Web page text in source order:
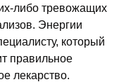
либо тревожащих
Энергии
который
правильное
лекарство.